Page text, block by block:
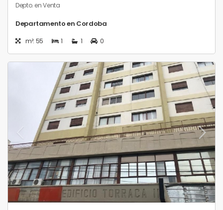
Depto. en Venta
Departamento en Cordoba
m²: 55 1 1 0